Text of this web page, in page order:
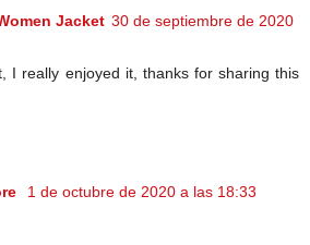
Jacket 30 de septiembre de 2020
I really enjoyed it, thanks for sharing this
1 de octubre de 2020 a las 18:33